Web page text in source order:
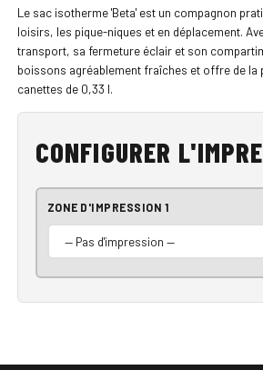
Le sac isotherme 'Beta' est un compagnon
loisirs, les pique-niques et en déplacement.
transport, sa fermeture éclair et son
boissons agréablement fraîches et offre de la
canettes de 0,33 l.
CONFIGURER
ZONE D'IMPRESSION 1